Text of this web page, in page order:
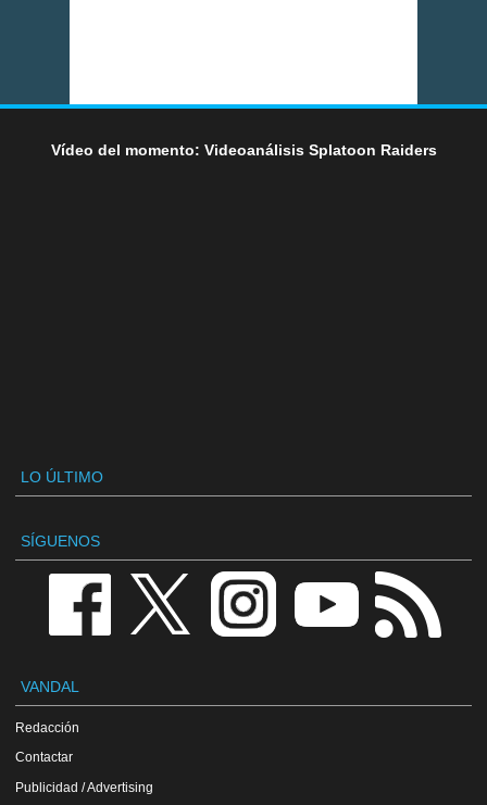
Vídeo del momento: Videoanálisis Splatoon Raiders
LO ÚLTIMO
SÍGUENOS
VANDAL
Redacción
Contactar
Publicidad / Advertising